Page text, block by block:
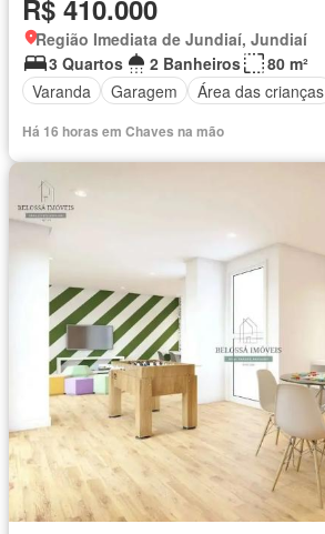
R$ 410.000
Região Imediata de Jundiaí, Jundiaí
3 Quartos
2 Banheiros
80 m²
Varanda
Garagem Área das crianças
Há 16 horas em Chaves na mão